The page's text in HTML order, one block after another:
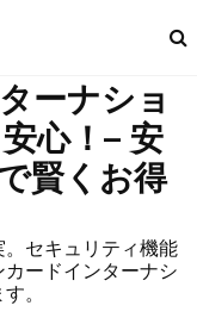
ーナショ
心！– 安
賢くお得
セキュリティ機能
ードインターナシ
。